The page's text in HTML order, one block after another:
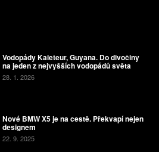
Vodopády Kaieteur, Guyana. Do divočiny
na jeden z nejvyšších vodopádů světa
28. 1. 2026
Nové BMW X5 je na cestě. Překvapí nejen
designem
22. 9. 2025